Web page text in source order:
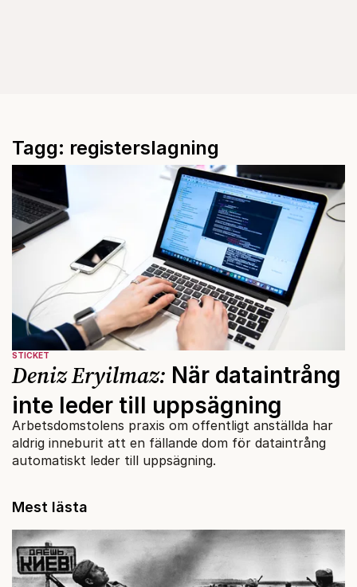
Tagg: registerslagning
STICKET
Deniz Eryilmaz: När dataintrång
inte leder till uppsägning
Arbetsdomstolens praxis om offentligt anställda har
aldrig inneburit att en fällande dom för dataintrång
automatiskt leder till uppsägning.
Mest lästa